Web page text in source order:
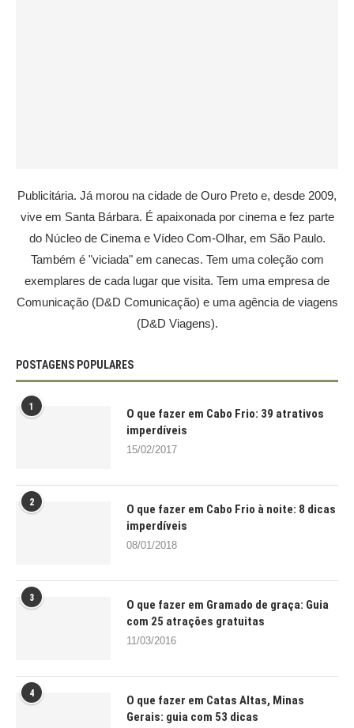
Publicitária. Já morou na cidade de Ouro Preto e, desde 2009,
vive em Santa Bárbara. É apaixonada por cinema e fez parte
do Núcleo de Cinema e Vídeo Com-Olhar, em São Paulo.
Também é "viciada" em canecas. Tem uma coleção com
exemplares de cada lugar que visita. Tem uma empresa de
Comunicação (D&D Comunicação) e uma agência de viagens
(D&D Viagens).
POSTAGENS POPULARES
1
O que fazer em Cabo Frio: 39 atrativos
imperdíveis
15/02/2017
2
O que fazer em Cabo Frio à noite: 8 dicas
imperdíveis
08/01/2018
3
O que fazer em Gramado de graça: Guia
com 25 atrações gratuitas
11/03/2016
4
O que fazer em Catas Altas, Minas
Gerais: guia com 53 dicas